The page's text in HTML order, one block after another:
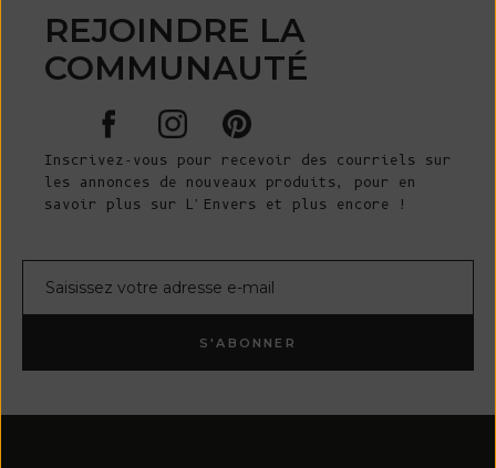
REJOINDRE LA
COMMUNAUTÉ
Inscrivez-vous pour recevoir des courriels sur
les annonces de nouveaux produits, pour en
savoir plus sur L'Envers et plus encore !
S'ABONNER